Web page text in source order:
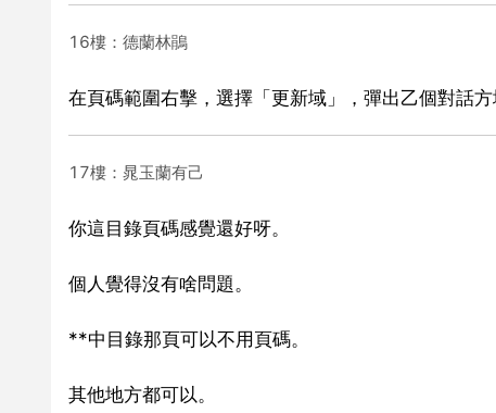
16樓：德蘭林鵑
在頁碼範圍右擊，選擇「更新域」，彈出乙個對話
17樓：晁玉蘭有己
你這目錄頁碼感覺還好呀。
個人覺得沒有啥問題。
**中目錄那頁可以不用頁碼。
其他地方都可以。